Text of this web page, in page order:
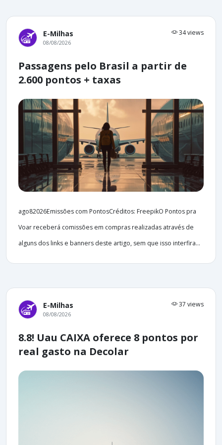
E-Milhas 34 views
08/08/2026
Passagens pelo Brasil a partir de
2.600 pontos + taxas
ago82026Emissões com PontosCréditos: FreepikO Pontos pra
Voar receberá comissões em compras realizadas através de
alguns dos links e banners deste artigo, sem que isso interfira...
E-Milhas 37 views
08/08/2026
8.8! Uau CAIXA oferece 8 pontos por
real gasto na Decolar